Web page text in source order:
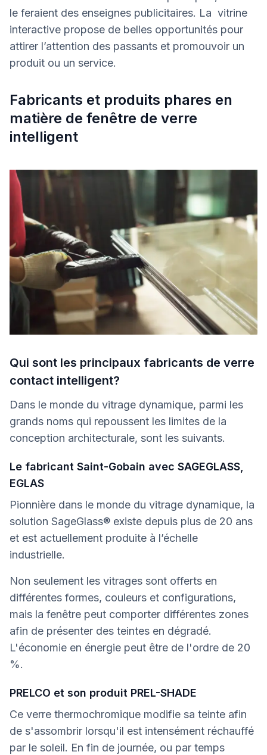
le feraient des enseignes publicitaires. La vitrine
interactive propose de belles opportunités pour
attirer l’attention des passants et promouvoir un
produit ou un service.
Fabricants et produits phares en
matière de fenêtre de verre
intelligent
Qui sont les principaux fabricants de verre
contact intelligent?
Dans le monde du vitrage dynamique, parmi les
grands noms qui repoussent les limites de la
conception architecturale, sont les suivants.
Le fabricant Saint-Gobain avec SAGEGLASS,
EGLAS
Pionnière dans le monde du vitrage dynamique, la
solution SageGlass® existe depuis plus de 20 ans
et est actuellement produite à l’échelle
industrielle.
Non seulement les vitrages sont offerts en
différentes formes, couleurs et configurations,
mais la fenêtre peut comporter différentes zones
afin de présenter des teintes en dégradé.
L'économie en énergie peut être de l'ordre de 20
%.
PRELCO et son produit PREL-SHADE
Ce verre thermochromique modifie sa teinte afin
de s'assombrir lorsqu'il est intensément réchauffé
par le soleil. En fin de journée, ou par temps